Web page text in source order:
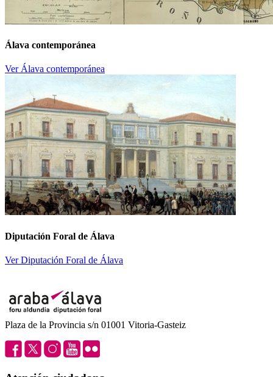
Álava contemporánea
Ver Álava contemporánea
Diputación Foral de Álava
Ver Diputación Foral de Álava
Plaza de la Provincia s/n 01001 Vitoria-Gasteiz